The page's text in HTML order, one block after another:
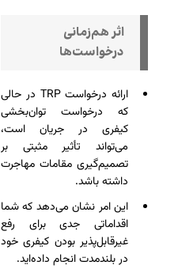
اثر هم‌زمانی
درخواست‌ها
ارائه درخواست TRP در حالی
که درخواست توان‌بخشی
کیفری در جریان است،
می‌تواند تأثیر مثبتی بر
تصمیم‌گیری مقامات مهاجرت
داشته باشد.
این امر نشان می‌دهد که شما
اقداماتی جدی برای رفع
غیرقابل‌پذیر بودن کیفری خود
در بلندمدت انجام داده‌اید.